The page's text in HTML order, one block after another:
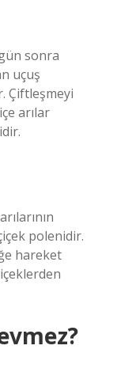
sonra
uçuş
Çiftleşmeyi
arılar
polenidir.
hareket